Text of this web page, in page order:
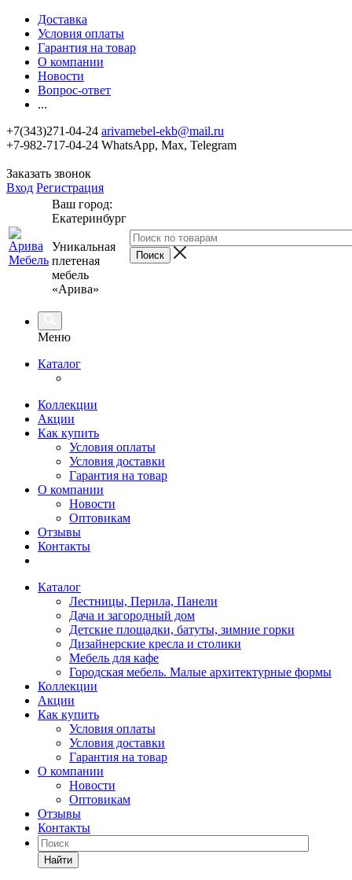
Доставка
Условия оплаты
Гарантия на товар
О компании
Новости
Вопрос-ответ
...
+7(343)271-04-24 arivamebel-ekb@mail.ru
+7-982-717-04-24 WhatsApp, Max, Telegram
Заказать звонок
Вход Регистрация
Ваш город:
Екатеринбург
Уникальная
плетеная
мебель
«Арива»
Меню
Каталог
Коллекции
Акции
Как купить
Условия оплаты
Условия доставки
Гарантия на товар
О компании
Новости
Оптовикам
Отзывы
Контакты
Каталог
Лестницы, Перила, Панели
Дача и загородный дом
Детские площадки, батуты, зимние горки
Дизайнерские кресла и столики
Мебель для кафе
Городская мебель. Малые архитектурные формы
Коллекции
Акции
Как купить
Условия оплаты
Условия доставки
Гарантия на товар
О компании
Новости
Оптовикам
Отзывы
Контакты
Найти